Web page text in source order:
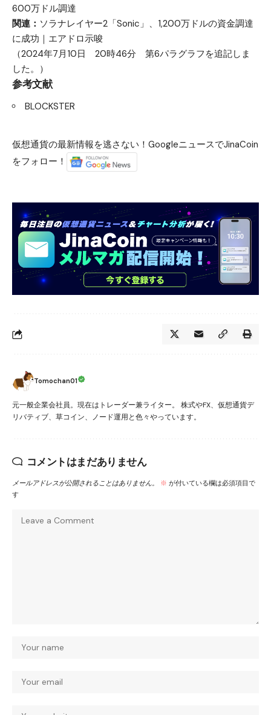
600万ドル調達
関連： ソラナレイヤー2「Sonic」、1,200万ドルの資金調達
に成功｜エアドロ示唆
（2024年7月10日 20時46分 第6パラグラフを追記しま
した。）
参考文献
BLOCKSTER
仮想通貨の最新情報を逃さない！GoogleニュースでJinaCoin
をフォロー！
Tomochan01
元一般企業会社員。現在はトレーダー兼ライター。 株式やFX、仮想通貨デ
リバティブ、草コイン、ノード運用と色々やっています。
コメントはまだありません
メールアドレスが公開されることはありません。 ※ が付いている欄は必須項目で
す